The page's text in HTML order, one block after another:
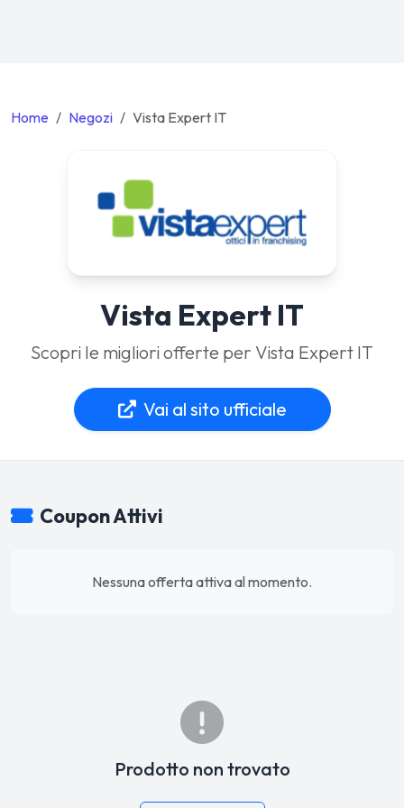
Home Negozi Vista Expert IT
Vista Expert IT
Scopri le migliori offerte per Vista Expert IT
Vai al sito ufficiale
Coupon Attivi
Nessuna offerta attiva al momento.
Prodotto non trovato